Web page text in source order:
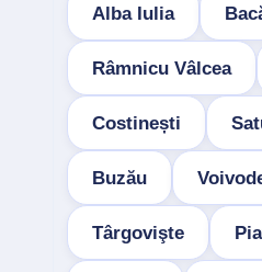
Alba Iulia
Râmnicu Vâlcea
Costinești
Buzău
Târgovişte